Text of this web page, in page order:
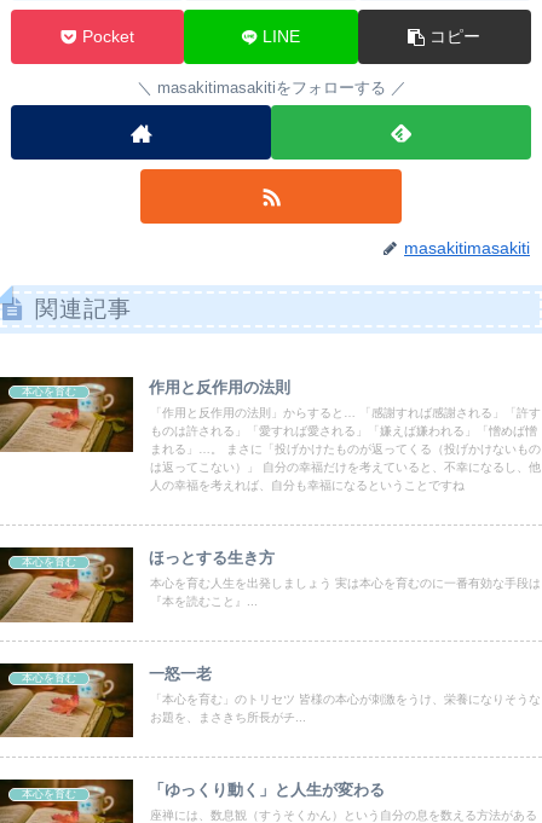
Pocket LINE コピー
masakitimasakitiをフォローする
masakitimasakiti
関連記事
本心を育む 作用と反作用の法則
「作用と反作用の法則」からすると… 「感謝すれば感謝される」「許す
ものは許される」「愛すれば愛される」「嫌えば嫌われる」「憎めば憎
まれる」…。 まさに「投げかけたものが返ってくる（投げかけないもの
は返ってこない）」 自分の幸福だけを考えていると、不幸になるし、他
人の幸福を考えれば、自分も幸福になるということですね
本心を育む ほっとする生き方
本心を育む人生を出発しましょう 実は本心を育むのに一番有効な手段は
『本を読むこと』...
本心を育む 一怒一老
「本心を育む」のトリセツ 皆様の本心が刺激をうけ、栄養になりそうな
お題を、まさきち所長がチ...
本心を育む 「ゆっくり動く」と人生が変わる
座禅には、数息観（すうそくかん）という自分の息を数える方法がある